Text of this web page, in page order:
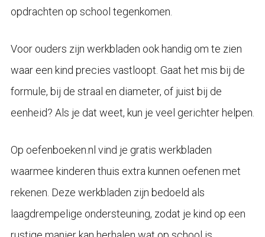
opdrachten op school tegenkomen.
Voor ouders zijn werkbladen ook handig om te zien
waar een kind precies vastloopt. Gaat het mis bij de
formule, bij de straal en diameter, of juist bij de
eenheid? Als je dat weet, kun je veel gerichter helpen.
Op oefenboeken.nl vind je gratis werkbladen
waarmee kinderen thuis extra kunnen oefenen met
rekenen. Deze werkbladen zijn bedoeld als
laagdrempelige ondersteuning, zodat je kind op een